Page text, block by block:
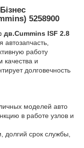
5258900
дв.Cummins ISF 2.8
автозапчасть,
работу
качества и
долговечность
моделей авто
в работе узлов и
долгий срок службы,